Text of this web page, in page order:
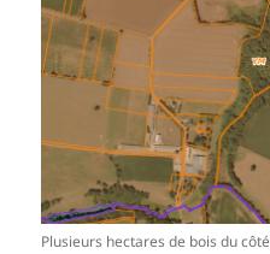
Plusieurs hectares de bois du